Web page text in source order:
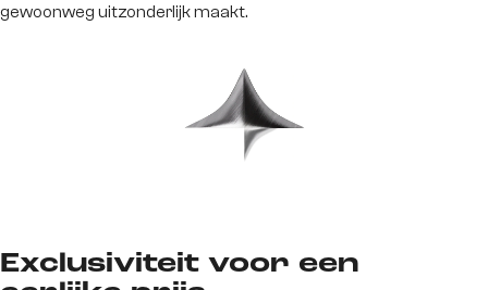
gewoonweg uitzonderlijk maakt.
Exclusiviteit voor een